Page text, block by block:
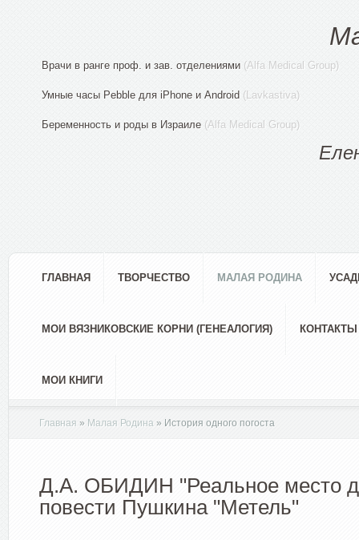
Врачи в ранге проф. и зав. отделениями (Alfa Medical Group)
Умные часы Pebble для iPhone и Android (Lavkastiva)
Беременность и роды в Израиле (Alfa Medical Group)
ГЛАВНАЯ ТВОРЧЕСТВО МАЛАЯ РОДИНА
МОИ ВЯЗНИКОВСКИЕ КОРНИ (ГЕНЕАЛОГИЯ) КОНТАКТЫ
МОИ КНИГИ
Главная » Малая Родина » История одного погоста
Д.А. ОБИДИН "Реальное место
повести Пушкина "Метель"